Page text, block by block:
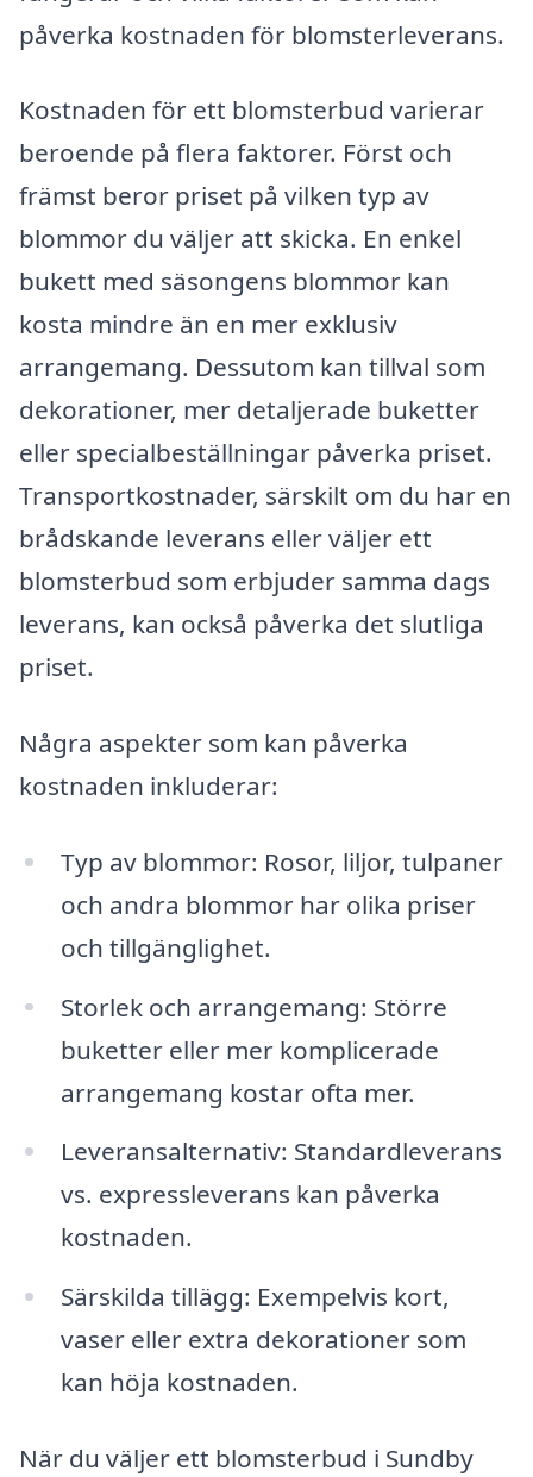
påverka kostnaden för blomsterleverans.
Kostnaden för ett blomsterbud varierar
beroende på flera faktorer. Först och
främst beror priset på vilken typ av
blommor du väljer att skicka. En enkel
bukett med säsongens blommor kan
kosta mindre än en mer exklusiv
arrangemang. Dessutom kan tillval som
dekorationer, mer detaljerade buketter
eller specialbeställningar påverka priset.
Transportkostnader, särskilt om du har en
brådskande leverans eller väljer ett
blomsterbud som erbjuder samma dags
leverans, kan också påverka det slutliga
priset.
Några aspekter som kan påverka
kostnaden inkluderar:
Typ av blommor: Rosor, liljor, tulpaner
och andra blommor har olika priser
och tillgänglighet.
Storlek och arrangemang: Större
buketter eller mer komplicerade
arrangemang kostar ofta mer.
Leveransalternativ: Standardleverans
vs. expressleverans kan påverka
kostnaden.
Särskilda tillägg: Exempelvis kort,
vaser eller extra dekorationer som
kan höja kostnaden.
När du väljer ett blomsterbud i Sundby